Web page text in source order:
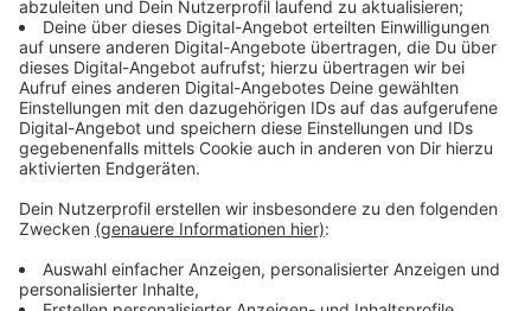
In den letzten Tagen sind einige Westmünsterländer
rüber zu unseren Nachbarn in die Niederlande gefahren.
Obwohl wir sowas aktuell lieber nicht tun sollten. Denn
auch unsere Nachbarn hinter der Grenze sind stark vom
Coronavirus betroffen und auch dort besteht die
wir lieber zuhause bleiben, sagtLandrat Kai Zwicker:
"Meine herzliche Bitte, und das fällt mir ganz